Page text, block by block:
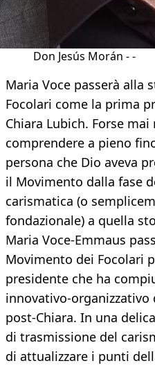
Don Jesús Morán - -
Maria Voce passerà alla
Focolari come la prima
Chiara Lubich. Forse
comprendere a pieno
persona che Dio aveva
il Movimento dalla fase
carismatica (o
fondazionale) a quella
Maria Voce-Emmaus
Movimento dei Focolari
presidente che ha
innovativo-organizzativo
post-Chiara. In una
di trasmissione del
di attualizzare i punti